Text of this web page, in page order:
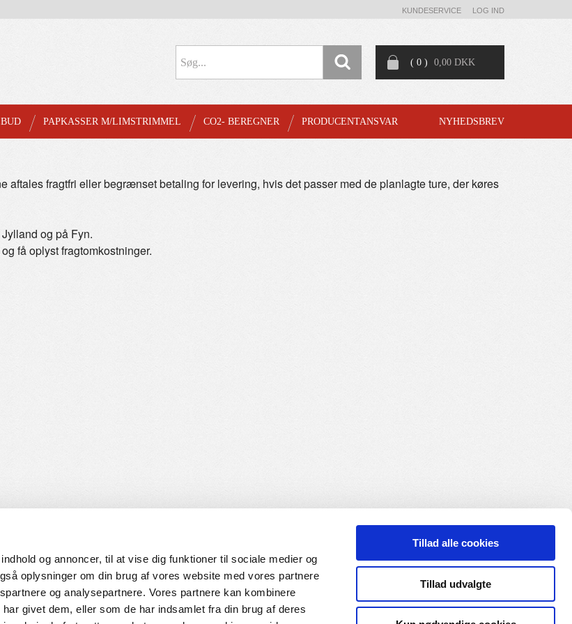
og annoncer, til at vise dig funktioner til sociale medier og
oplysninger om din brug af vores website med vores partnere
og analysepartnere. Vores partnere kan kombinere
givet dem, eller som de har indsamlet fra din brug af deres
Tillad alle cookies
Tillad udvalgte
KUNDESERVICE LOG IND
( 0 ) 0,00 DKK
PAPKASSER M/LIMSTRIMMEL CO2- BEREGNER PRODUCENTANSVAR NYHEDSBREV
aftales fragtfri eller begrænset betaling for levering, hvis det passer med de planlagte ture, der køres
og på Fyn.
få oplyst fragtomkostninger.
HVORDAN HANDLER DU
Login til web-shop